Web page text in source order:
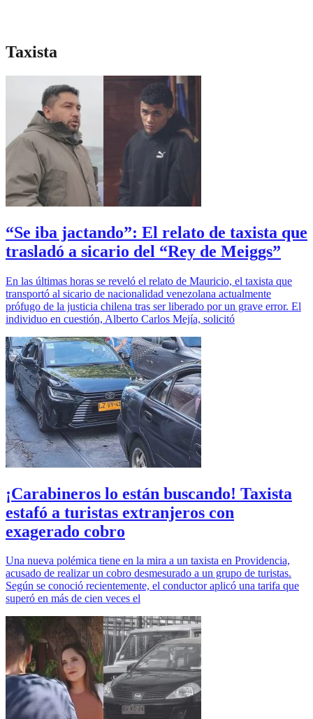
Taxista
“Se iba jactando”: El relato de taxista que
trasladó a sicario del “Rey de Meiggs”
En las últimas horas se reveló el relato de Mauricio, el taxista que
transportó al sicario de nacionalidad venezolana actualmente
prófugo de la justicia chilena tras ser liberado por un grave error. El
individuo en cuestión, Alberto Carlos Mejía, solicitó
¡Carabineros lo están buscando! Taxista
estafó a turistas extranjeros con
exagerado cobro
Una nueva polémica tiene en la mira a un taxista en Providencia,
acusado de realizar un cobro desmesurado a un grupo de turistas.
Según se conoció recientemente, el conductor aplicó una tarifa que
superó en más de cien veces el